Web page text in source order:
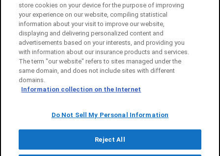
メルマガ登録する
BUDDY+について ご利用案内 個人情報のお取扱い
store cookies on your device for the purpose of improving
your experience on our website, compiling statistical
information about your visit to improve our website,
displaying and delivering personalized content and
advertisements based on your interests, and providing you
with information about our insurance products and services.
The term "our website" refers to sites managed under the
same domain, and does not include sites with different
domains.
Information collection on the Internet
Do Not Sell My Personal Information
Reject All